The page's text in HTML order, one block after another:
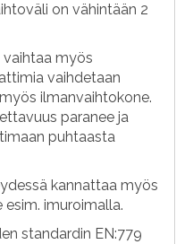
on vähintään 2
myös
vaihdetaan
ilmanvaihtokone.
paranee ja
puhtaasta
kannattaa myös
imuroimalla.
standardin EN:779